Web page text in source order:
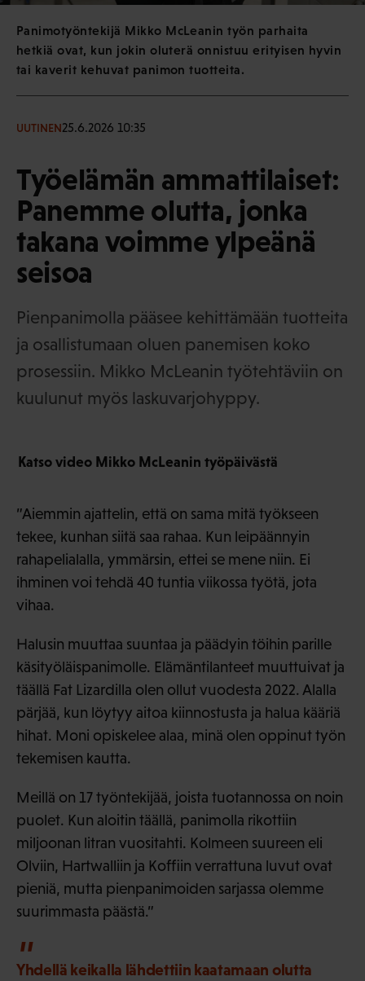
Panimotyöntekijä Mikko McLeanin työn parhaita
hetkiä ovat, kun jokin oluterä onnistuu erityisen hyvin
tai kaverit kehuvat panimon tuotteita.
UUTINEN25.6.2026 10:35
Työelämän ammattilaiset:
Panemme olutta, jonka
takana voimme ylpeänä
seisoa
Pienpanimolla pääsee kehittämään tuotteita
ja osallistumaan oluen panemisen koko
prosessiin. Mikko McLeanin työtehtäviin on
kuulunut myös laskuvarjohyppy.
Katso video Mikko McLeanin työpäivästä
”Aiemmin ajattelin, että on sama mitä työkseen
tekee, kunhan siitä saa rahaa. Kun leipäännyin
rahapelialalla, ymmärsin, ettei se mene niin. Ei
ihminen voi tehdä 40 tuntia viikossa työtä, jota
vihaa.
Halusin muuttaa suuntaa ja päädyin töihin parille
käsityöläispanimolle. Elämäntilanteet muuttuivat ja
täällä Fat Lizardilla olen ollut vuodesta 2022. Alalla
pärjää, kun löytyy aitoa kiinnostusta ja halua kääriä
hihat. Moni opiskelee alaa, minä olen oppinut työn
tekemisen kautta.
Meillä on 17 työntekijää, joista tuotannossa on noin
puolet. Kun aloitin täällä, panimolla rikottiin
miljoonan litran vuositahti. Kolmeen suureen eli
Olviin, Hartwalliin ja Koffiin verrattuna luvut ovat
pieniä, mutta pienpanimoiden sarjassa olemme
suurimmasta päästä.”
Yhdellä keikalla lähdettiin kaatamaan olutta